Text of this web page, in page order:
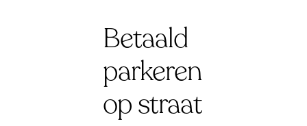
Betaald
parkeren
op straat